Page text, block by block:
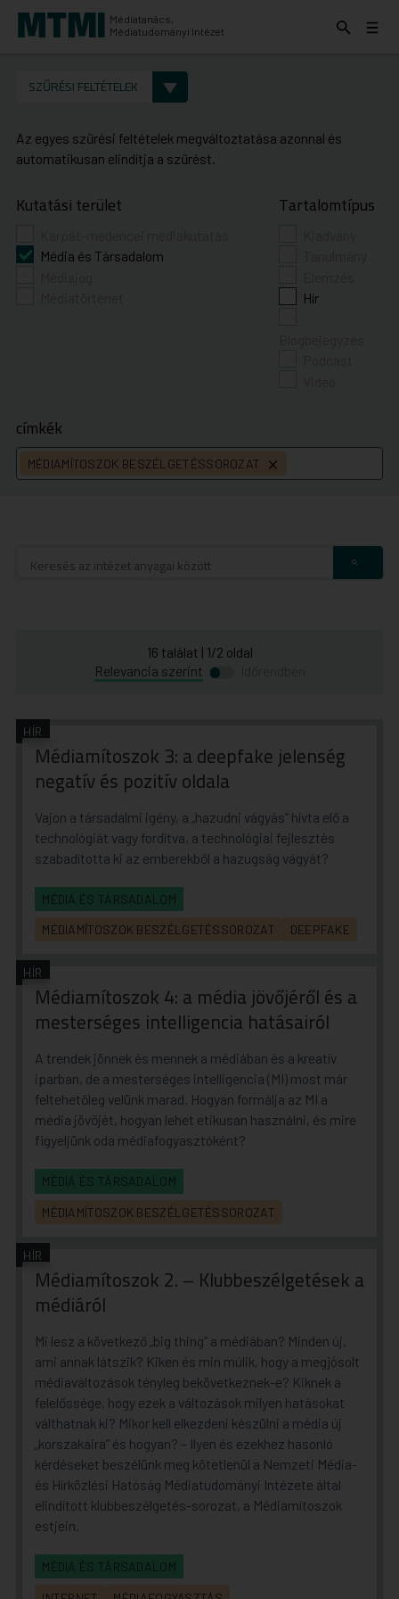
Médiatanács,
Médiatudományi Intézet
KERESÉS AZ INTÉZET ANYAGAI KÖZÖTT
Keresés
indítása
Keresés
Menü
SZŰRÉSI FELTÉTELEK
Az egyes szűrési feltételek megváltoztatása azonnal és
automatikusan elindítja a szűrést.
Kutatási terület
Média és Társadalom
Tartalomtípus
Hír
címkék
MÉDIAMÍTOSZOK BESZÉLGETÉSSOROZAT
címke
törlése
16 találat | 1/2 oldal
Relevancia szerintÁtváltás
időrend
HÍR
Médiamítoszok 3: a deepfake jelenség
negatív és pozitív oldala
Vajon a társadalmi igény, a „hazudni vágyás” hívta elő a
technológiát vagy fordítva, a technológiai fejlesztés
szabadította ki az emberekből a hazugság vágyát?
MÉDIA ÉS TÁRSADALOM
MÉDIAMÍTOSZOK BESZÉLGETÉSSOROZAT DEEPFAKE
HÍR
Médiamítoszok 4: a média jövőjéről és a
mesterséges intelligencia hatásairól
A trendek jönnek és mennek a médiában és a kreatív
iparban, de a mesterséges intelligencia (MI) most már
feltehetőleg velünk marad. Hogyan formálja az MI a
média jövőjét, hogyan lehet etikusan használni, és mire
figyeljünk oda médiafogyasztóként?
MÉDIA ÉS TÁRSADALOM
MÉDIAMÍTOSZOK BESZÉLGETÉSSOROZAT
HÍR
Médiamítoszok 2. – Klubbeszélgetések a
médiáról
Mi lesz a következő „big thing” a médiában? Minden új,
ami annak látszik? Kiken és min múlik, hogy a megjósolt
médiaváltozások tényleg bekövetkeznek-e? Kiknek a
felelőssége, hogy ezek a változások milyen hatásokat
válthatnak ki? Mikor kell elkezdeni készülni a média új
„korszakaira” és hogyan? – Ilyen és ezekhez hasonló
kérdéseket beszélünk meg kötetlenül a Nemzeti Média-
és Hírközlési Hatóság Médiatudományi Intézete által
elindított klubbeszélgetés-sorozat, a Médiamítoszok
estjein.
MÉDIA ÉS TÁRSADALOM